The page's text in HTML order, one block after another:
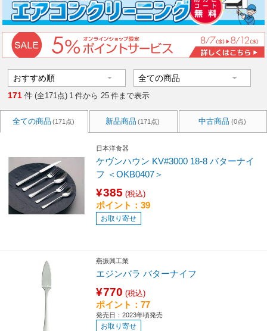
171 件 (全171点) 1 件から 25 件まで表示
全ての商品 (171点) 新品商品 (171点) 中古商品 (0点)
日本洋食器
ケヴンハウン KV#3000 18-8 バターナイ
フ ＜OKB0407＞
¥385 (税込)
ポイント：39
お取り寄せ
燕振興工業
エジンバラ バターナイフ
¥770 (税込)
ポイント：77
発売日：2023年頃発売
お取り寄せ